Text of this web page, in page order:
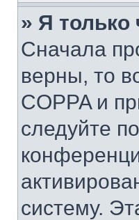
» Я только
Сначала
верны, то
COPPA и
следуйте
систему.